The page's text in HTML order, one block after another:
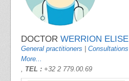
DOCTOR WERRION ELISE
General practitioners Consultations
More...
, TEL : +32 2 779.00.69